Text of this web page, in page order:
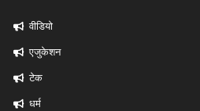
वीडियो
एजुकेशन
टेक
धर्म